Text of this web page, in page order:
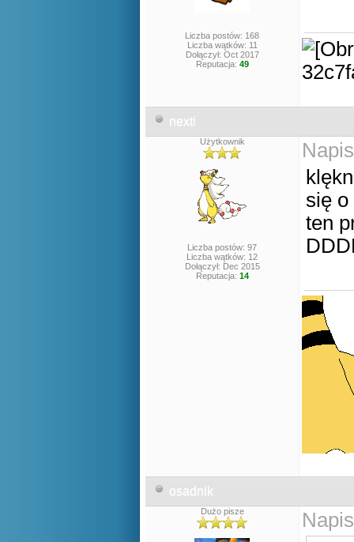
Liczba postów: 168
Liczba wątków: 11
Dołączył: Oct 2017
Reputacja: 49
nexti
Użytkownik
Liczba postów: 97
Liczba wątków: 12
Dołączył: Dec 2015
Reputacja: 14
się o
ten
osadnik
Dużo pisze